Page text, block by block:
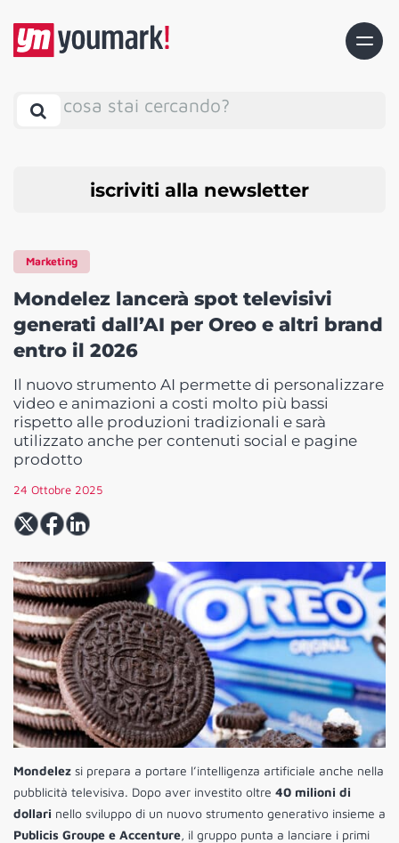
cosa stai cercando?
iscriviti alla newsletter
Marketing
Mondelez lancerà spot televisivi
generati dall’AI per Oreo e altri brand
entro il 2026
Il nuovo strumento AI permette di personalizzare
video e animazioni a costi molto più bassi
rispetto alle produzioni tradizionali e sarà
utilizzato anche per contenuti social e pagine
prodotto
24 Ottobre 2025
Mondelez si prepara a portare l’intelligenza artificiale anche nella
pubblicità televisiva. Dopo aver investito oltre 40 milioni di
dollari nello sviluppo di un nuovo strumento generativo insieme a
Publicis Groupe e Accenture, il gruppo punta a lanciare i primi